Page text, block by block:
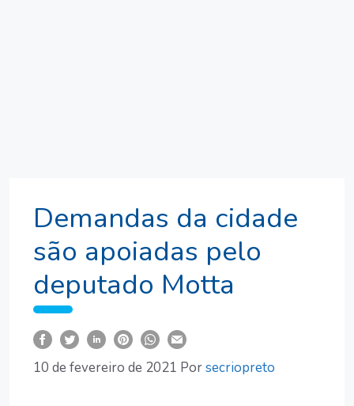
Demandas da cidade
são apoiadas pelo
deputado Motta
10 de fevereiro de 2021 Porsecriopreto